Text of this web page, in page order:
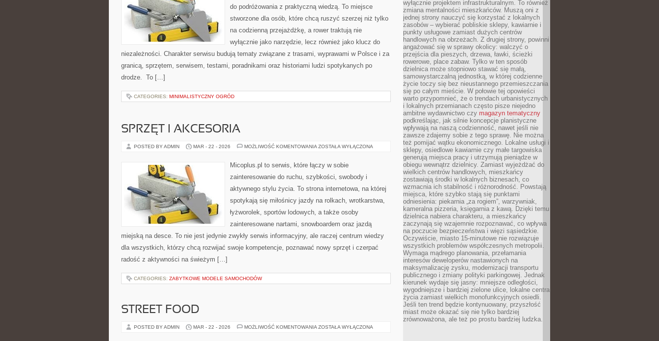
do podróżowania z praktyczną wiedzą. To miejsce
stworzone dla osób, które chcą ruszyć szerzej niż tylko
na codzienną przejażdżkę, a rower traktują nie
wyłącznie jako narzędzie, lecz również jako klucz do
niezależności. Charakter serwisu budują tematy związane z trasami, wyprawami w Polsce i za
granicą, sprzętem, serwisem, testami, poradnikami oraz historiami ludzi spotykanych po
drodze. To […]
CATEGORIES: MINIMALISTYCZNY OGRÓD
SPRZĘT I AKCESORIA
POSTED BY ADMIN MAR - 22 - 2026 MOŻLIWOŚĆ KOMENTOWANIA SPRZĘT
ZOSTAŁA WYŁĄCZONA
Micoplus.pl to serwis, które łączy w sobie
zainteresowanie do ruchu, szybkości, swobody i
aktywnego stylu życia. To strona internetowa, na której
spotykają się miłośnicy jazdy na rolkach, wrotkarstwa,
łyżworolek, sportów lodowych, a także osoby
zainteresowane nartami, snowboardem oraz jazdą
miejską na desce. To nie jest jedynie zwykły serwis informacyjny, ale raczej centrum wiedzy
dla wszystkich, którzy chcą rozwijać swoje kompetencje, poznawać nowy sprzęt i czerpać
radość z aktywności na świeżym […]
CATEGORIES: ZABYTKOWE MODELE SAMOCHODÓW
STREET FOOD
POSTED BY ADMIN MAR - 22 - 2026 MOŻLIWOŚĆ KOMENTOWANIA STREET
ZOSTAŁA WYŁĄCZONA
wyłącznie projektem infrastrukturalnym. To również
zmiana mentalności mieszkańców. Muszą oni z
jednej strony nauczyć się korzystać z lokalnych
zasobów – wybierać pobliskie sklepy, kawiarnie i
punkty usługowe zamiast dużych centrów
handlowych na obrzeżach. Z drugiej strony, powinni
angażować się w sprawy okolicy: walczyć o
przejścia dla pieszych, drzewa, ławki, ścieżki
rowerowe, place zabaw. Tylko w ten sposób
dzielnica może stopniowo stawać się małą,
samowystarczalną jednostką, w której codzienne
życie toczy się bez nieustannego przemieszczania
się po całym mieście. W połowie tej opowieści
warto przypomnieć, że o trendach urbanistycznych
i lokalnych przemianach często pisze niejedno
ambitne wydawnictwo czy magazyn tematyczny
podkreślając, jak silnie koncepcje planistyczne
wpływają na naszą codzienność, nawet jeśli nie
zawsze zdajemy sobie z tego sprawę. Nie można
też pomijać wątku ekonomicznego. Lokalne usługi i
sklepy, osiedlowe kawiarnie czy małe targowiska
generują miejsca pracy i utrzymują pieniądze w
obiegu wewnątrz dzielnicy. Zamiast wyjeżdżać do
wielkich centrów handlowych, mieszkańcy
zostawiają środki w lokalnych biznesach, co
wzmacnia ich stabilność i różnorodność. Powstają
miejsca, które szybko stają się punktami
odniesienia: piekarnia „za rogiem”, warzywniak,
kameralna pizzeria, księgarnia z kawą. Dzięki temu
dzielnica nabiera charakteru, a mieszkańcy
zaczynają się wzajemnie rozpoznawać, co wpływa
na poczucie bezpieczeństwa i więzi sąsiedzkie.
Oczywiście, miasto 15-minutowe nie rozwiązuje
wszystkich problemów współczesnych metropolii.
Wymaga mądrego planowania, przełamania
interesów deweloperów nastawionych na
maksymalizację zysku, modernizacji transportu
publicznego i zmiany polityki parkingowej. Jednak
kierunek wydaje się jasny: mniejsze odległości,
wygodniejsze i bardziej zielone ulice, lokalne centra
życia zamiast wielkich monofunkcyjnych osiedli.
Jeśli ten trend będzie kontynuowany, przyszłość
miast może okazać się nie tylko bardziej
zrównoważona, ale też po prostu bardziej ludzka.